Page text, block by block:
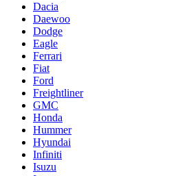
Dacia
Daewoo
Dodge
Eagle
Ferrari
Fiat
Ford
Freightliner
GMC
Honda
Hummer
Hyundai
Infiniti
Isuzu